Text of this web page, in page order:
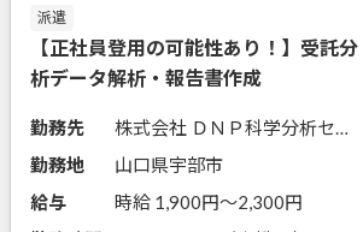
派遣
【正社員登用の可能性あり！】受託分
析データ解析・報告書作成
勤務先
株式会社 ＤＮＰ科学分析センター
勤務地
山口県宇部市
給与
時給 1,900円〜2,300円